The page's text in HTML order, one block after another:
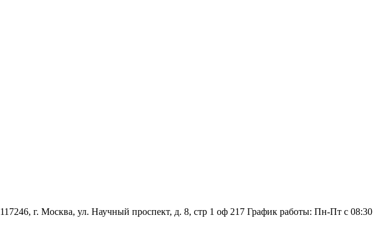
117246, г. Москва, ул. Научный проспект, д. 8, стр 1 оф 217 График работы: Пн‑Пт с